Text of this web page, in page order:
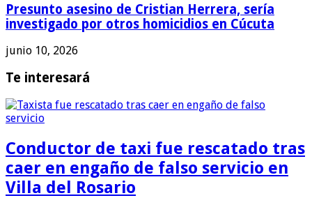
Presunto asesino de Cristian Herrera, sería
investigado por otros homicidios en Cúcuta
junio 10, 2026
Te interesará
Conductor de taxi fue rescatado tras
caer en engaño de falso servicio en
Villa del Rosario